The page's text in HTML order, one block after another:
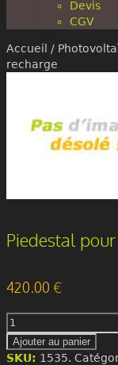
Devis
CGV
Accueil /
recharge
Piedestal
420.00 €
quantité
de
Piedestal
Ajouter au panier
SKU: 1535.